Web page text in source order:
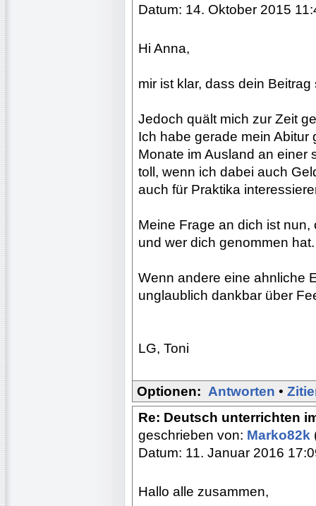
Datum: 14. Oktober 2015
Hi Anna,
mir ist klar, dass dein
Jedoch quält mich zur Zeit
Ich habe gerade mein
Monate im Ausland an einer
toll, wenn ich dabei auch
auch für Praktika
Meine Frage an dich ist
und wer dich genommen hat.
Wenn andere eine ahnliche
unglaublich dankbar über
LG, Toni
Optionen: Antworten •
Re: Deutsch unterrichten
geschrieben von: Marko82k
Datum: 11. Januar 2016
Hallo alle zusammen,